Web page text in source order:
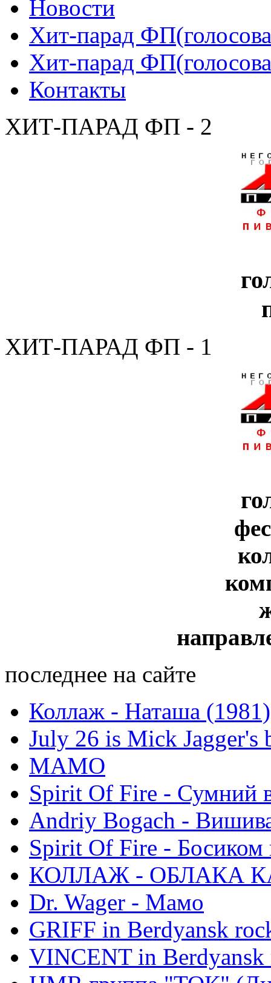
Новости
Хит-парад
Хит-парад
Контакты
ХИТ-ПАРАД ФП - 2
ХИТ-ПАРАД ФП - 1
последнее на сайте
Коллаж - Наташа (1981)
July 26 is Mick Jagger's
МАМО
Spirit Of Fire - Сумний
Andriy Bogach -
Spirit Of Fire - Босиком
КОЛЛАЖ - ОБЛАКА
Dr. Wager - Мамо
GRIFF in Berdyansk
VINCENT in